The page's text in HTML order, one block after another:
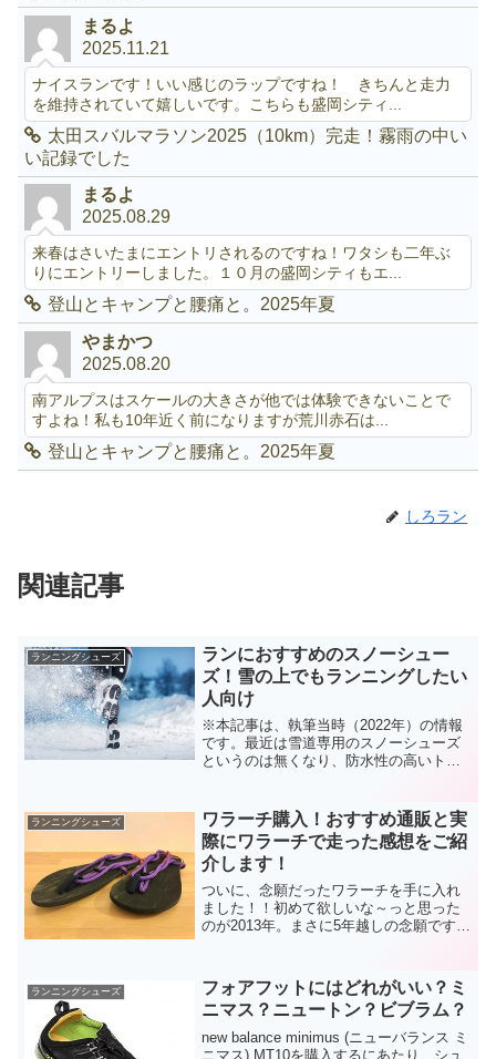
まるよ
2025.11.21
ナイスランです！いい感じのラップですね！ きちんと走力
を維持されていて嬉しいです。こちらも盛岡シティ...
太田スバルマラソン2025（10km）完走！霧雨の中い
い記録でした
まるよ
2025.08.29
来春はさいたまにエントリされるのですね！ワタシも二年ぶ
りにエントリーしました。１０月の盛岡シティもエ...
登山とキャンプと腰痛と。2025年夏
やまかつ
2025.08.20
南アルプスはスケールの大きさが他では体験できないことで
すよね！私も10年近く前になりますが荒川赤石は...
登山とキャンプと腰痛と。2025年夏
しろラン
関連記事
ランニングシューズ
ランにおすすめのスノーシュー
ズ！雪の上でもランニングしたい
人向け
※本記事は、執筆当時（2022年）の情報
です。最近は雪道専用のスノーシューズ
というのは無くなり、防水性の高いトレ
在）積もった雪の上を走る。、、と言う
と、走らない人は...
ランニングシューズ
ワラーチ購入！おすすめ通販と実
際にワラーチで走った感想をご紹
介します！
ついに、念願だったワラーチを手に入れ
ました！！初めて欲しいな～っと思った
のが2013年。まさに5年越しの念願ですw
という部分で少し抵抗があるかもしれま
せん。僕もそうでし...
ランニングシューズ
フォアフットにはどれがいい？ミ
ニマス？ニュートン？ビブラム？
new balance minimus (ニューバランス ミ
ニマス) MT10を購入するにあたり、シュ